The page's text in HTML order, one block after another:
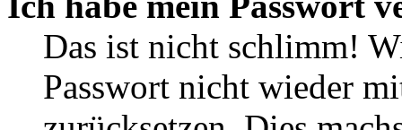
Das ist nicht schlimm!
Passwort nicht wieder